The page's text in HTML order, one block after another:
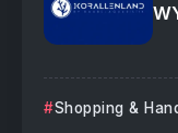
Shopping &